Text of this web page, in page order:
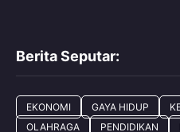
Berita Seputar:
EKONOMI GAYA HIDUP
OLAHRAGA
PENDIDIKAN